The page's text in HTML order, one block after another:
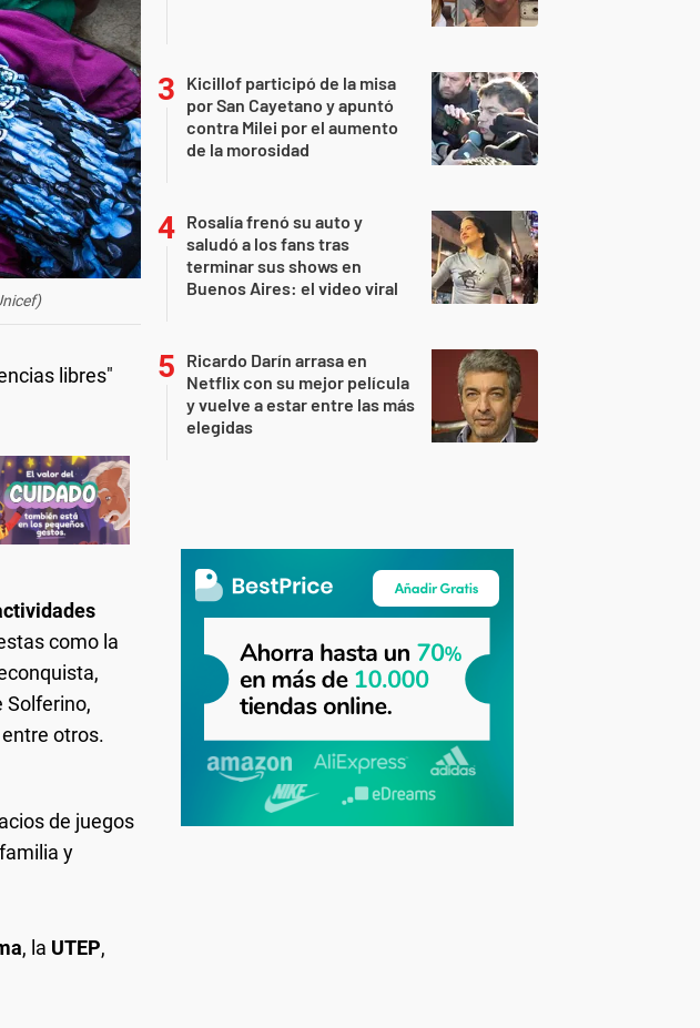
libres"
como la
Solferino,
entre otros.
de juegos
y
, la UTEP,
Kicillof participó de la misa
por San Cayetano y apuntó
contra Milei por el aumento
de la morosidad
Rosalía frenó su auto y
saludó a los fans tras
terminar sus shows en
Buenos Aires: el video viral
Ricardo Darín arrasa en
Netflix con su mejor película
y vuelve a estar entre las más
elegidas